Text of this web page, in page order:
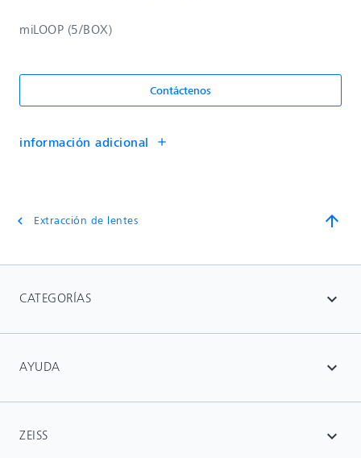
miLOOP (5/BOX)
Contáctenos
información adicional add
chevron_left Extracción de lentes arrow_upward
CATEGORÍAS expand_more
AYUDA expand_more
ZEISS expand_more